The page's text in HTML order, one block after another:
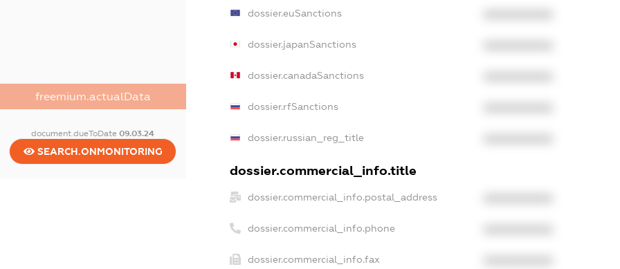
freemium.actualData
document.dueToDate09.03.24
SEARCH.ONMONITORING
dossier.euSanctions
dossier.japanSanctions
dossier.canadaSanctions
dossier.rfSanctions
dossier.russian_reg_title
dossier.commercial_info.title
dossier.commercial_info.postal_address
dossier.commercial_info.phone
dossier.commercial_info.fax